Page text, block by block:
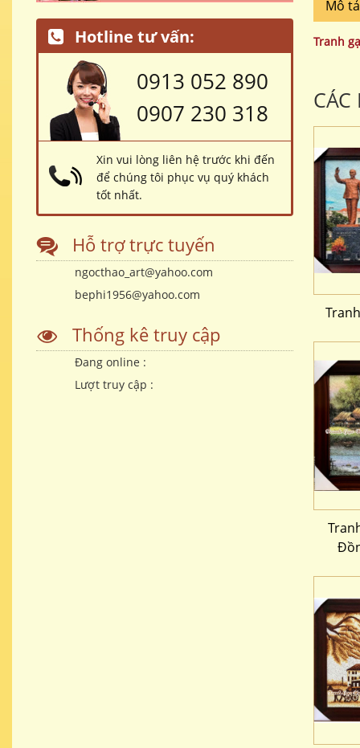
Mô
Tranh
Hotline tư vấn:
0913 052 890
0907 230 318
Xin vui lòng liên hệ trước khi đến
để chúng tôi phục vụ quý khách
tốt nhất.
Hỗ trợ trực tuyến
ngocthao_art@yahoo.com
bephi1956@yahoo.com
Thống kê truy cập
Đang online :
Lượt truy cập :